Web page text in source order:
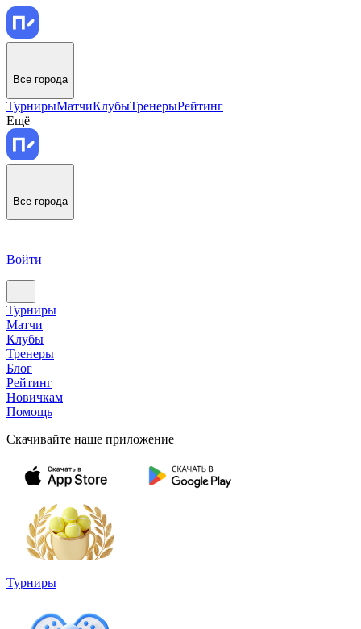
Все города
ТурнирыМатчиКлубыТренерыРейтинг
Ещё
Все города
Войти
Турниры
Матчи
Клубы
Тренеры
Блог
Рейтинг
Новичкам
Помощь
Скачивайте наше приложение
Турниры